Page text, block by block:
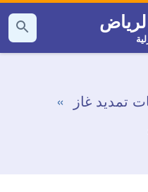
بحث
عن
تمديد غاز